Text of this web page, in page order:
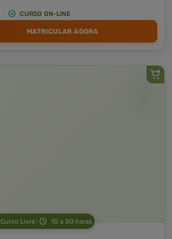
CURSO ON-LINE
MATRICULAR AGORA
Curso Livre 10 a 50 horas